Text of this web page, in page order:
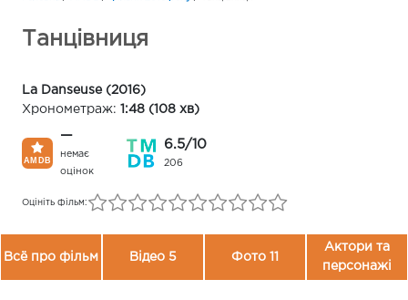
Танцівниця
La Danseuse (2016)
Хронометраж: 1:48 (108 хв)
—
немає
оцінок
6.5/10
206
Оцініть фільм:
Всё про фільм Відео 5 Фото 11
Актори та
персонажі